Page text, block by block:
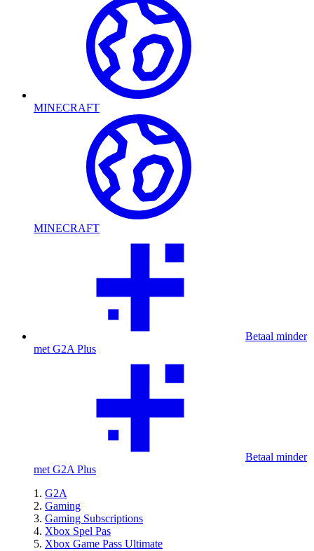
MINECRAFT
MINECRAFT
Betaal minder
met G2A Plus
Betaal minder
met G2A Plus
G2A
Gaming
Gaming Subscriptions
Xbox Spel Pas
Xbox Game Pass Ultimate